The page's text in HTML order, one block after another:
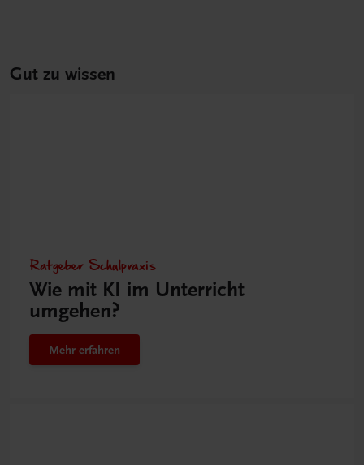
Gut zu wissen
Ratgeber Schulpraxis
Wie mit KI im Unterricht
umgehen?
Mehr erfahren